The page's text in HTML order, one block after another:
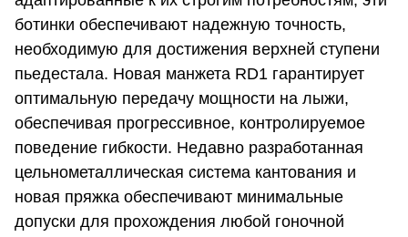
ботинки обеспечивают надежную точность,
необходимую для достижения верхней ступени
пьедестала. Новая манжета RD1 гарантирует
оптимальную передачу мощности на лыжи,
обеспечивая прогрессивное, контролируемое
поведение гибкости. Недавно разработанная
цельнометаллическая система кантования и
новая пряжка обеспечивают минимальные
допуски для прохождения любой гоночной